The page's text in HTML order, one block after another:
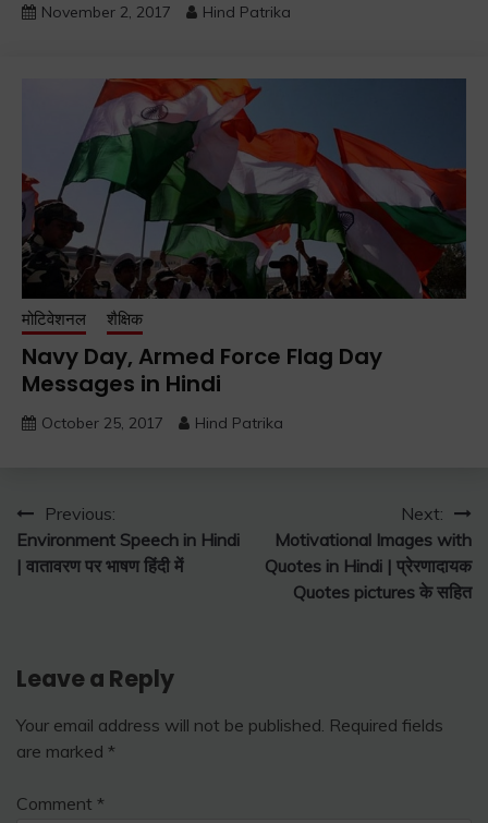
November 2, 2017 Hind Patrika
मोटिवेशनल शैक्षिक
Navy Day, Armed Force Flag Day
Messages in Hindi
October 25, 2017 Hind Patrika
Post
navigation
Previous:
Environment Speech in Hindi
| वातावरण पर भाषण हिंदी में
Next:
Motivational Images with
Quotes in Hindi | प्रेरणादायक
Quotes pictures के सहित
Leave a Reply
Your email address will not be published. Required fields
are marked *
Comment *